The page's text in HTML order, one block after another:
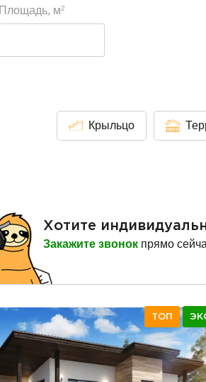
Площадь, м2
Крыльцо
Хотите
Закажите звонок прямо
ТОП